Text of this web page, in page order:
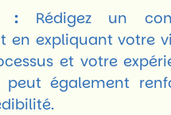
:Rédigez un
en expliquant votre
et votre
peut également